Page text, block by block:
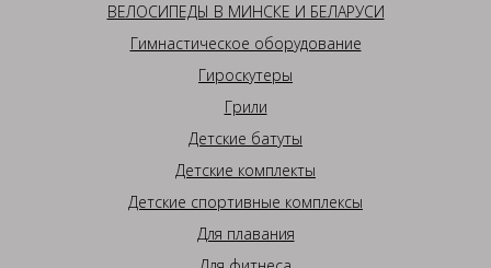
ВЕЛОСИПЕДЫ В МИНСКЕ И БЕЛАРУСИ
Гимнастическое оборудование
Гироскутеры
Грили
Детские батуты
Детские комплекты
Детские спортивные комплексы
Для плавания